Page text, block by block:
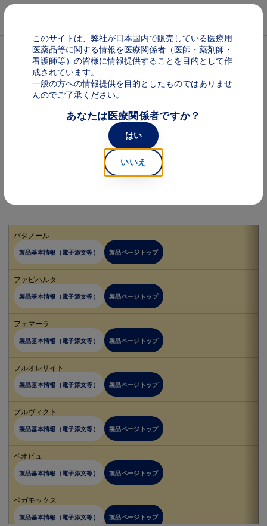
メインコンテンツに移動
キーワードから探す
パタノール
製品基本情報（電子添文等） 製品ページトップ
ファビハルタ
製品基本情報（電子添文等） 製品ページトップ
フェマーラ
製品基本情報（電子添文等） 製品ページトップ
フルオレサイト
製品基本情報（電子添文等） 製品ページトップ
プルヴィクト
製品基本情報（電子添文等） 製品ページトップ
ベオビュ
製品基本情報（電子添文等） 製品ページトップ
ベガモックス
製品基本情報（電子添文等） 製品ページトップ
このサイトは、弊社が日本国内で販売している医療用
医薬品等に関する情報を医療関係者（医師・薬剤師・
看護師等）の皆様に情報提供することを目的として作
成されています。
一般の方への情報提供を目的としたものではありませ
んのでご了承ください。
あなたは医療関係者ですか？
はい
いいえ